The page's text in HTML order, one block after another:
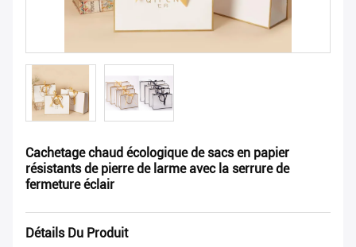
Cachetage chaud écologique de sacs en papier
résistants de pierre de larme avec la serrure de
fermeture éclair
Détails Du Produit